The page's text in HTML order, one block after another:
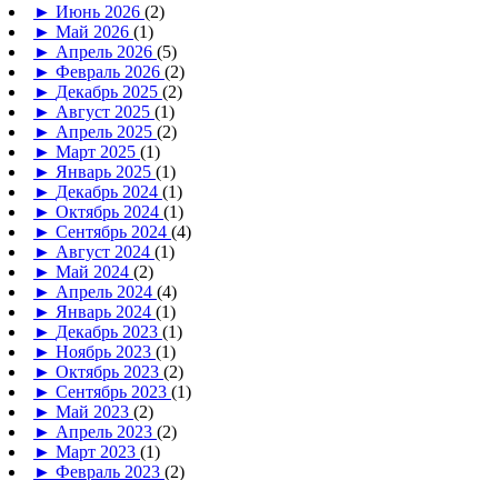
► Июнь 2026 (2)
► Май 2026 (1)
► Апрель 2026 (5)
► Февраль 2026 (2)
► Декабрь 2025 (2)
► Август 2025 (1)
► Апрель 2025 (2)
► Март 2025 (1)
► Январь 2025 (1)
► Декабрь 2024 (1)
► Октябрь 2024 (1)
► Сентябрь 2024 (4)
► Август 2024 (1)
► Май 2024 (2)
► Апрель 2024 (4)
► Январь 2024 (1)
► Декабрь 2023 (1)
► Ноябрь 2023 (1)
► Октябрь 2023 (2)
► Сентябрь 2023 (1)
► Май 2023 (2)
► Апрель 2023 (2)
► Март 2023 (1)
► Февраль 2023 (2)